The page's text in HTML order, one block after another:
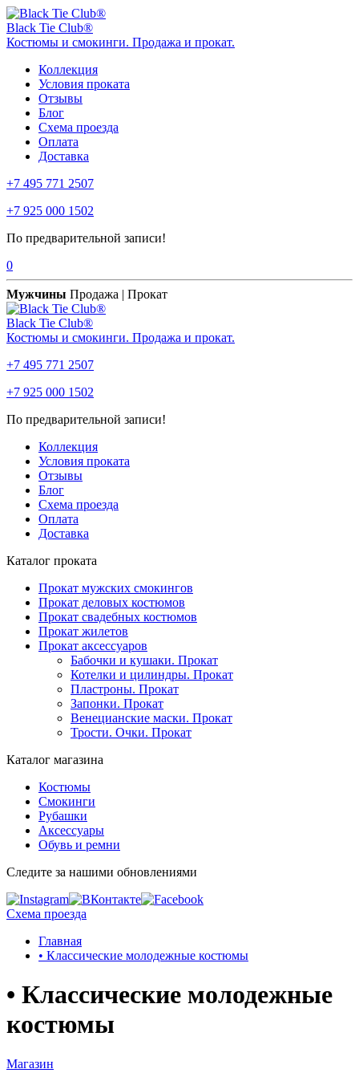
Black Tie Club®
Костюмы и смокинги. Продажа и прокат.
Коллекция
Условия проката
Отзывы
Блог
Схема проезда
Оплата
Доставка
+7 495 771 2507
+7 925 000 1502
По предварительной записи!
0
Мужчины Продажа | Прокат
Black Tie Club®
Костюмы и смокинги. Продажа и прокат.
+7 495 771 2507
+7 925 000 1502
По предварительной записи!
Коллекция
Условия проката
Отзывы
Блог
Схема проезда
Оплата
Доставка
Каталог проката
Прокат мужских смокингов
Прокат деловых костюмов
Прокат свадебных костюмов
Прокат жилетов
Прокат аксессуаров
Бабочки и кушаки. Прокат
Котелки и цилиндры. Прокат
Пластроны. Прокат
Запонки. Прокат
Венецианские маски. Прокат
Трости. Очки. Прокат
Каталог магазина
Костюмы
Смокинги
Рубашки
Аксессуары
Обувь и ремни
Следите за нашими обновлениями
Схема проезда
Главная
• Классические молодежные костюмы
• Классические молодежные
костюмы
Магазин